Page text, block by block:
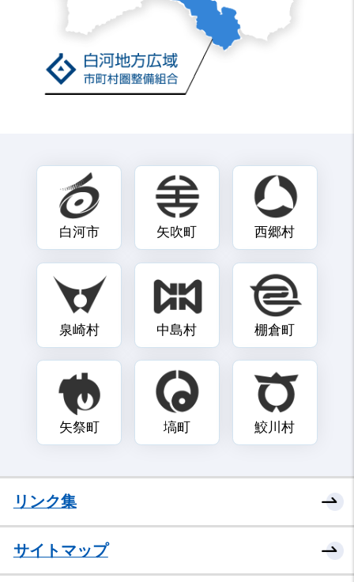
白河市 矢吹町 西郷村
泉崎村 中島村 棚倉町
矢祭町 塙町 鮫川村
リンク集
サイトマップ